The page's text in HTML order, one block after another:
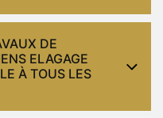
DE
ELAGAGE
À TOUS LES